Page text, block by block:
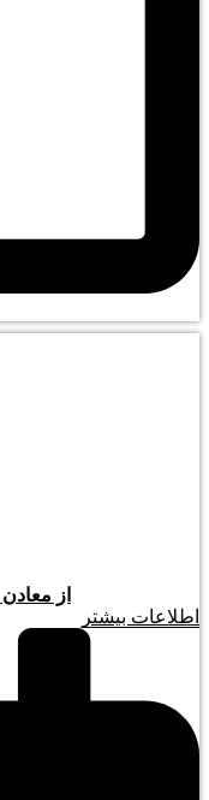
از
اطلاعات بیشتر